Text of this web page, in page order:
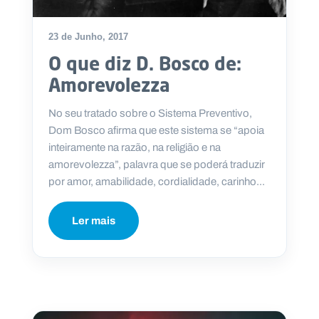
23 de Junho, 2017
O que diz D. Bosco de:
Amorevolezza
No seu tratado sobre o Sistema Preventivo,
Dom Bosco afirma que este sistema se “apoia
inteiramente na razão, na religião e na
amorevolezza”, palavra que se poderá traduzir
por amor, amabilidade, cordialidade, carinho...
Ler mais
P
O
R
A
L
N
A
C
I
O
N
A
L
S
l
e
s